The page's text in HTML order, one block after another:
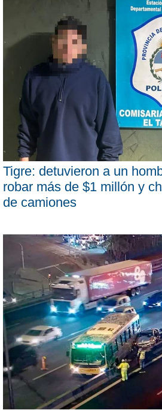
Tigre: detuvieron a un
robar más de $1 millón y
de camiones